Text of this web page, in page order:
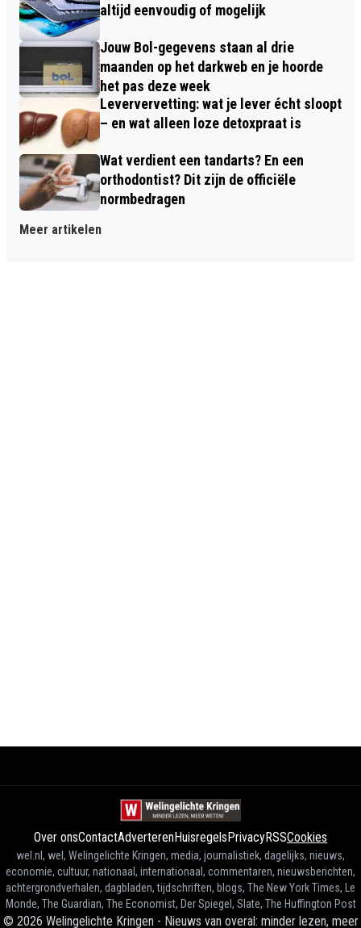
altijd eenvoudig of mogelijk
Jouw Bol-gegevens staan al drie
maanden op het darkweb en je hoorde
het pas deze week
Leververvetting: wat je lever écht sloopt
– en wat alleen loze detoxpraat is
Wat verdient een tandarts? En een
orthodontist? Dit zijn de officiële
normbedragen
Meer artikelen
Over onsContactAdverterenHuisregelsPrivacyRSSCookies
wel.nl, wel, Welingelichte Kringen, media, journalistiek, dagelijks, nieuws,
economie, cultuur, nationaal, internationaal, commentaren, nieuwsberichten,
achtergrondverhalen, dagbladen, tijdschriften, blogs, The New York Times, Le
Monde, The Guardian, The Economist, Der Spiegel, Slate, The Huffington Post
© 2026 Welingelichte Kringen - Nieuws van overal: minder lezen, meer